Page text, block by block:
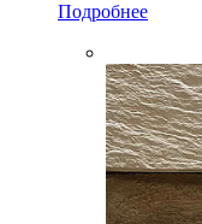
Подробнее